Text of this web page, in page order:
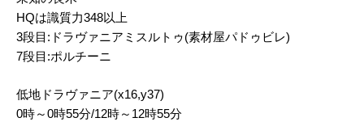
HQは識質力348以上
3段目:ドラヴァニアミスルトゥ(素材屋パドゥビレ)
7段目:ポルチーニ
低地ドラヴァニア(x16,y37)
0時～0時55分/12時～12時55分